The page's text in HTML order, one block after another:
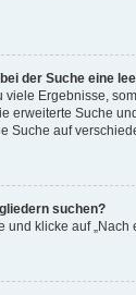
der Suche eine
viele Ergebnisse,
erweiterte Suche
Suche auf
suchen?
und klicke auf „Nach